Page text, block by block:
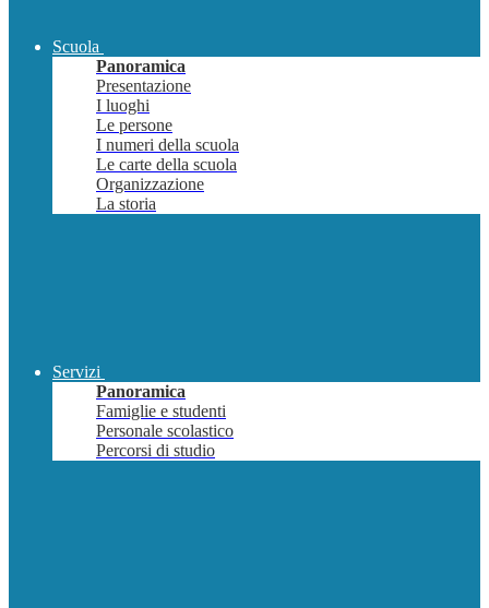
Scuola
Panoramica
Presentazione
I luoghi
Le persone
I numeri della scuola
Le carte della scuola
Organizzazione
La storia
Servizi
Panoramica
Famiglie e studenti
Personale scolastico
Percorsi di studio